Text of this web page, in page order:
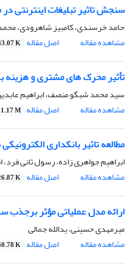
سنجش تاثیر تبلیغات اینترنتی
حامد خرسندی، کامبیز شاهرودی،
مشاهده مقاله
اصل مقاله K
تأثیر محرک های مشتری و هزینه
سید محمد شبگو منصف، ابراهیم
مشاهده مقاله
اصل مقاله 1.17 M
مطالعه تاثیر بانکداری
ابراهیم جواهری زاده، رسول ثانی
مشاهده مقاله
اصل مقاله K
ارائه مدل عملیاتی مؤثر برجذب
میرمهدی حسینی، یدالله جمالی
مشاهده مقاله
اصل مقاله K